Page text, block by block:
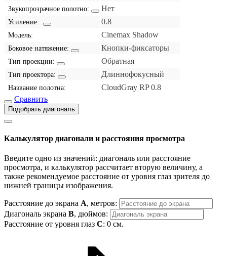
Звукопрозрачное полотно: Нет
Усиление : 0.8
Модель: Cinemax Shadow
Боковое натяжение: Кнопки-фиксаторы
Тип проекции: Обратная
Тип проектора: Длиннофокусный
Название полотна:
CloudGray RP 0.8
Сравнить
Подобрать диагональ
Калькулятор диагонали и расстояния просмотра
Введите одно из значений: диагональ или расстояние
просмотра, и калькулятор рассчитает вторую величину, а
также рекомендуемое расстояние от уровня глаз зрителя до
нижней границы изображения.
Расстояние до экрана A, метров:
Диагональ экрана B, дюймов:
Расстояние от уровня глаз C: 0 см.